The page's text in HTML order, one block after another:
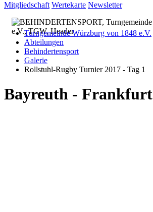
Mitgliedschaft Wertekarte Newsletter
Turngemeinde Würzburg von 1848 e.V.
Abteilungen
Behindertensport
Galerie
Rollstuhl-Rugby Turnier 2017 - Tag 1
Bayreuth - Frankfurt